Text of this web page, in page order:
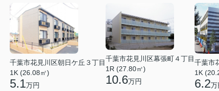
千葉市花見川区朝日ケ丘３丁目
1K (26.08㎡)
5.1万円
千葉市花見川区幕張町４丁目
1R (27.80㎡)
10.6万円
千葉市
1K
6.2万